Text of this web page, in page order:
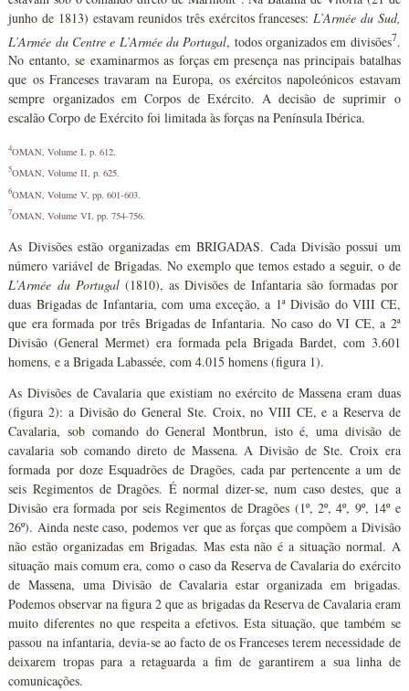
junho de 1813) estavam reunidos três exércitos franceses: L’Armée du Sud,
L’Armée du Centre e L’Armée du Portugal, todos organizados em divisões7.
No entanto, se examinarmos as forças em presença nas principais batalhas
que os Franceses travaram na Europa, os exércitos napoleónicos estavam
sempre organizados em Corpos de Exército. A decisão de suprimir o
escalão Corpo de Exército foi limitada às forças na Península Ibérica.
4OMAN, Volume I, p. 612.
5OMAN, Volume II, p. 625.
6OMAN, Volume V, pp. 601-603.
7OMAN, Volume VI, pp. 754-756.
As Divisões estão organizadas em BRIGADAS. Cada Divisão possui um
número variável de Brigadas. No exemplo que temos estado a seguir, o de
L’Armée du Portugal(1810), as Divisões de Infantaria são formadas por
duas Brigadas de Infantaria, com uma exceção, a 1ª Divisão do VIII CE,
que era formada por três Brigadas de Infantaria. No caso do VI CE, a 2ª
Divisão (General Mermet) era formada pela Brigada Bardet, com 3.601
homens, e a Brigada Labassée, com 4.015 homens (figura 1).
As Divisões de Cavalaria que existiam no exército de Massena eram duas
(figura 2): a Divisão do General Ste. Croix, no VIII CE, e a Reserva de
Cavalaria, sob comando do General Montbrun, isto é, uma divisão de
cavalaria sob comando direto de Massena. A Divisão de Ste. Croix era
formada por doze Esquadrões de Dragões, cada par pertencente a um de
seis Regimentos de Dragões. É normal dizer-se, num caso destes, que a
Divisão era formada por seis Regimentos de Dragões (1º, 2º, 4º, 9º, 14º e
26º). Ainda neste caso, podemos ver que as forças que compõem a Divisão
não estão organizadas em Brigadas. Mas esta não é a situação normal. A
situação mais comum era, como o caso da Reserva de Cavalaria do exército
de Massena, uma Divisão de Cavalaria estar organizada em brigadas.
Podemos observar na figura 2 que as brigadas da Reserva de Cavalaria eram
muito diferentes no que respeita a efetivos. Esta situação, que também se
passou na infantaria, devia-se ao facto de os Franceses terem necessidade de
deixarem tropas para a retaguarda a fim de garantirem a sua linha de
comunicações.